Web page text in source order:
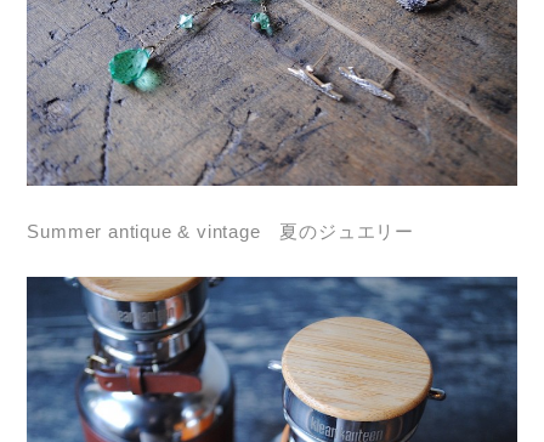
Summer antique & vintage 夏のジュエリー